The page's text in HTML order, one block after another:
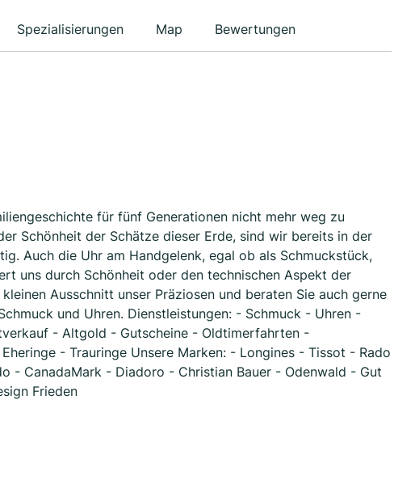
Spezialisierungen Map Bewertungen
für fünf Generationen nicht mehr weg zu
Schönheit der Schätze dieser Erde, sind wir bereits in der
Auch die Uhr am Handgelenk, egal ob als Schmuckstück,
uns durch Schönheit oder den technischen Aspekt der
Ausschnitt unser Präziosen und beraten Sie auch gerne
und Uhren. Dienstleistungen: - Schmuck - Uhren -
- Altgold - Gutscheine - Oldtimerfahrten -
- Trauringe Unsere Marken: - Longines - Tissot - Rado
- CanadaMark - Diadoro - Christian Bauer - Odenwald - Gut
Frieden